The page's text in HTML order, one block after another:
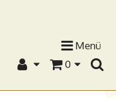
Menü
0